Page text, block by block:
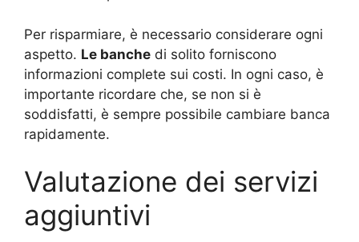
Per risparmiare, è necessario considerare ogni
aspetto. Le banche di solito forniscono
informazioni complete sui costi. In ogni caso, è
importante ricordare che, se non si è
soddisfatti, è sempre possibile cambiare banca
rapidamente.
Valutazione dei servizi
aggiuntivi